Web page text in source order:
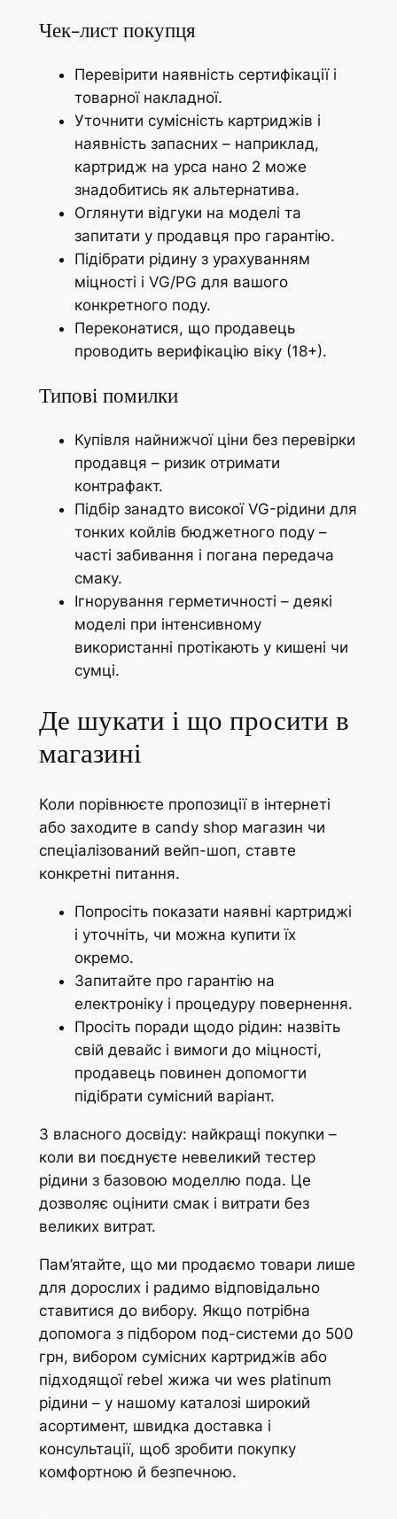
Чек-лист покупця
Перевірити наявність сертифікації і
товарної накладної.
Уточнити сумісність картриджів і
наявність запасних – наприклад,
картридж на урса нано 2 може
знадобитись як альтернатива.
Оглянути відгуки на моделі та
запитати у продавця про гарантію.
Підібрати рідину з урахуванням
міцності і VG/PG для вашого
конкретного поду.
Переконатися, що продавець
проводить верифікацію віку (18+).
Типові помилки
Купівля найнижчої ціни без перевірки
продавця – ризик отримати
контрафакт.
Підбір занадто високої VG-рідини для
тонких койлів бюджетного поду –
часті забивання і погана передача
смаку.
Ігнорування герметичності – деякі
моделі при інтенсивному
використанні протікають у кишені чи
сумці.
Де шукати і що просити в
магазині
Коли порівнюєте пропозиції в інтернеті
або заходите в candy shop магазин чи
спеціалізований вейп-шоп, ставте
конкретні питання.
Попросіть показати наявні картриджі
і уточніть, чи можна купити їх
окремо.
Запитайте про гарантію на
електроніку і процедуру повернення.
Просіть поради щодо рідин: назвіть
свій девайс і вимоги до міцності,
продавець повинен допомогти
підібрати сумісний варіант.
З власного досвіду: найкращі покупки –
коли ви поєднуєте невеликий тестер
рідини з базовою моделлю пода. Це
дозволяє оцінити смак і витрати без
великих витрат.
Пам’ятайте, що ми продаємо товари лише
для дорослих і радимо відповідально
ставитися до вибору. Якщо потрібна
допомога з підбором под-системи до 500
грн, вибором сумісних картриджів або
підходящої rebel жижа чи wes platinum
рідини – у нашому каталозі широкий
асортимент, швидка доставка і
консультації, щоб зробити покупку
комфортною й безпечною.